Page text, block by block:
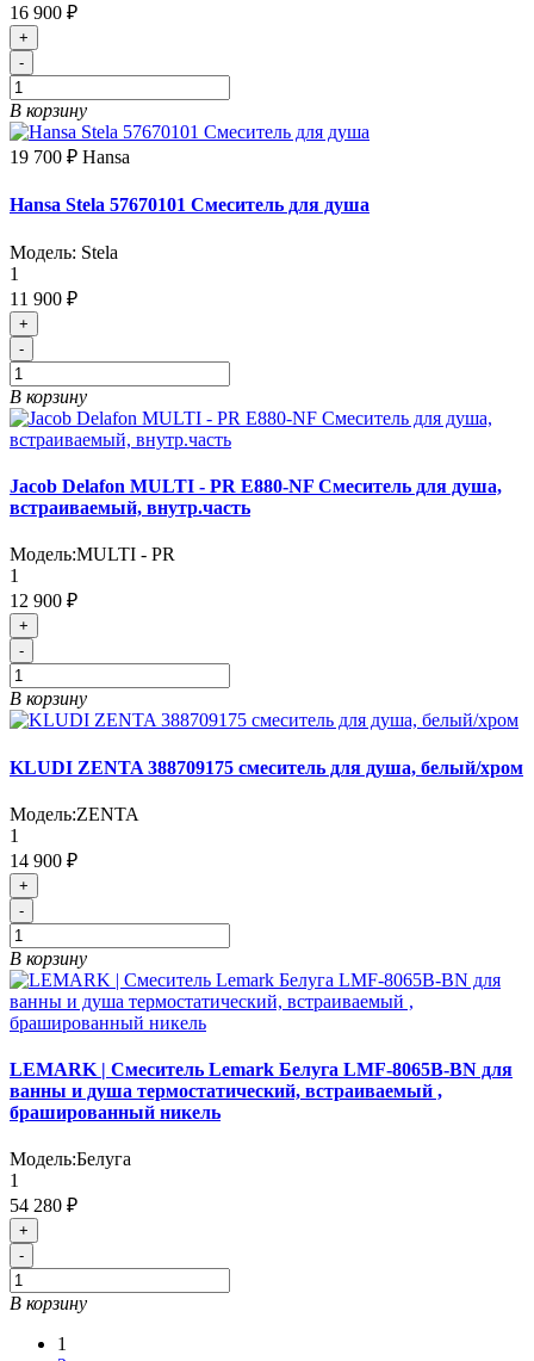
16 900 ₽
+
-
В корзину
19 700 ₽ Hansa
Hansa Stela 57670101 Смеситель для душа
Модель: Stela
1
11 900 ₽
+
-
В корзину
Jacob Delafon MULTI - PR E880-NF Смеситель для душа,
встраиваемый, внутр.часть
Модель:MULTI - PR
1
12 900 ₽
+
-
В корзину
KLUDI ZENTA 388709175 смеситель для душа, белый/хром
Модель:ZENTA
1
14 900 ₽
+
-
В корзину
LEMARK | Смеситель Lemark Белуга LMF-8065B-BN для
ванны и душа термостатический, встраиваемый ,
брашированный никель
Модель:Белуга
1
54 280 ₽
+
-
В корзину
1